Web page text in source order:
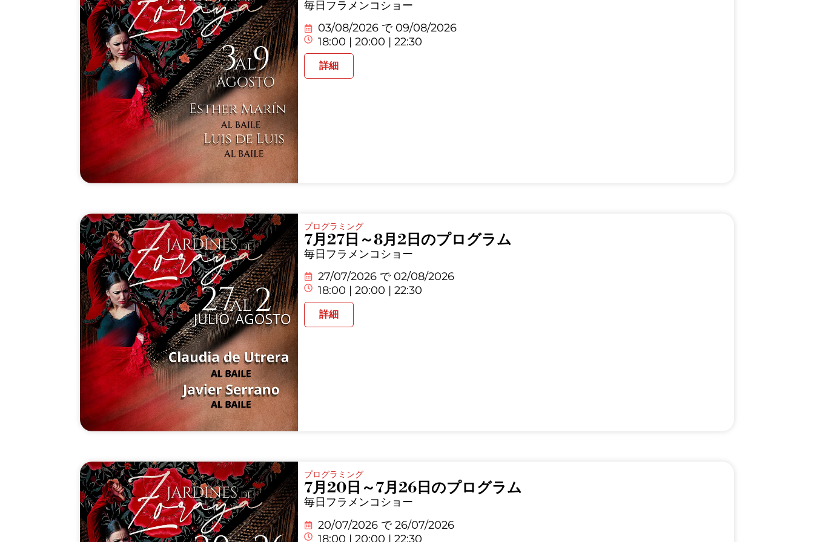
毎日フラメンコショー
03/08/2026 で 09/08/2026
18:00 | 20:00 | 22:30
詳細
プログラミング
7月27日～8月2日のプログラム
毎日フラメンコショー
27/07/2026 で 02/08/2026
18:00 | 20:00 | 22:30
詳細
プログラミング
7月20日～7月26日のプログラム
毎日フラメンコショー
20/07/2026 で 26/07/2026
18:00 | 20:00 | 22:30